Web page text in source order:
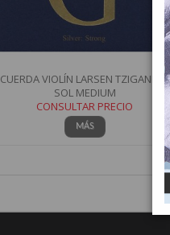
CUERDA VIOLÍN LARSEN TZIGANE 4ª
SOL MEDIUM
CONSULTAR PRECIO
MÁS